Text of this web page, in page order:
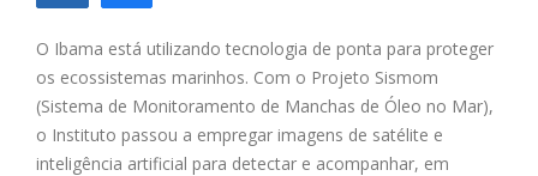
O Ibama está utilizando tecnologia de ponta para proteger
os ecossistemas marinhos. Com o Projeto Sismom
(Sistema de Monitoramento de Manchas de Óleo no Mar),
o Instituto passou a empregar imagens de satélite e
inteligência artificial para detectar e acompanhar, em